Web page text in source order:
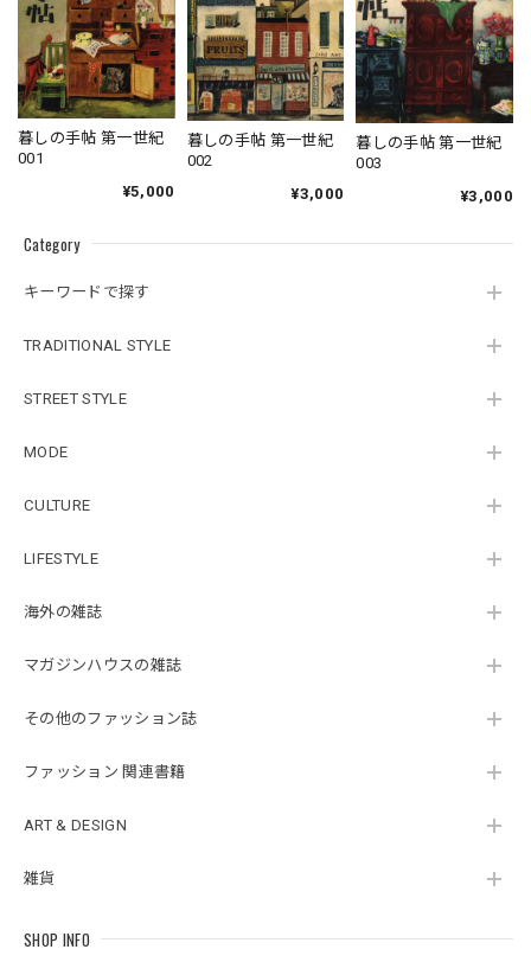
Category
キーワードで探す
TRADITIONAL STYLE
STREET STYLE
MODE
CULTURE
LIFESTYLE
海外の雑誌
マガジンハウスの雑誌
その他のファッション誌
ファッション 関連書籍
ART & DESIGN
雑貨
SHOP INFO
暮しの手帖 第一世紀
001
¥5,000
暮しの手帖 第一世紀
002
¥3,000
暮しの手帖 第一世紀
003
¥3,000